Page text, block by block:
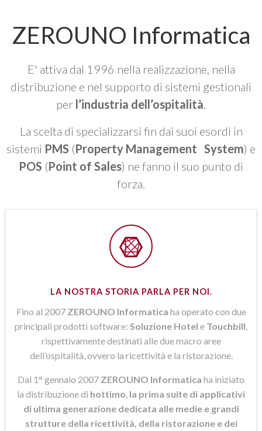
ZEROUNO Informatica
E' attiva dal 1996 nella realizzazione, nella
distribuzione e nel supporto di sistemi gestionali
per l’industria dell’ospitalità
La scelta di specializzarsi fin dai suoi esordi in
sistemi PMS (Property Management System) e
POS (Point of Sales) ne fanno il suo punto di
forza.
LA NOSTRA STORIA PARLA PER NOI.
Fino al 2007 ZEROUNO Informatica ha operato con due
principali prodotti software: Soluzione Hotel e Touchbill
rispettivamente destinati alle due macro aree
dell’ospitalità, ovvero la ricettività e la ristorazione.
Dal 1° gennaio 2007 ZEROUNO Informatica ha iniziato
la distribuzione di hottimo la prima suite di applicativi
di ultima generazione dedicata alle medie e grandi
strutture della ricettività, della ristorazione e dei